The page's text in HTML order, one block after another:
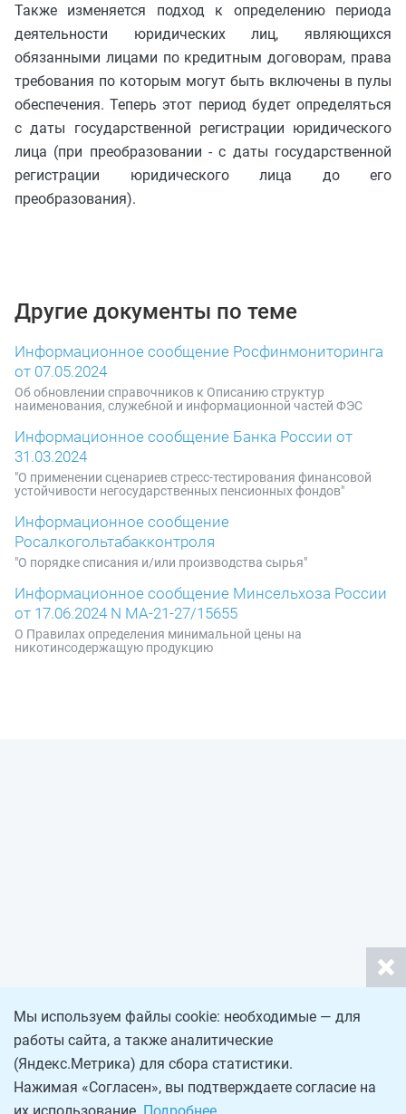
Также изменяется подход к определению периода
деятельности юридических лиц, являющихся
обязанными лицами по кредитным договорам, права
требования по которым могут быть включены в пулы
обеспечения. Теперь этот период будет определяться
с даты государственной регистрации юридического
лица (при преобразовании - с даты государственной
регистрации юридического лица до его
преобразования).
Другие документы по теме
Информационное сообщение Росфинмониторинга
от 07.05.2024
Об обновлении справочников к Описанию структур
наименования, служебной и информационной частей ФЭС
Информационное сообщение Банка России от
31.03.2024
"О применении сценариев стресс-тестирования финансовой
устойчивости негосударственных пенсионных фондов"
Информационное сообщение
Росалкогольтабакконтроля
"О порядке списания и/или производства сырья"
Информационное сообщение Минсельхоза России
от 17.06.2024 N МА-21-27/15655
О Правилах определения минимальной цены на
никотинсодержащую продукцию
Мы используем файлы cookie: необходимые — для
работы сайта, а также аналитические
(Яндекс.Метрика) для сбора статистики.
Нажимая «Согласен», вы подтверждаете согласие на